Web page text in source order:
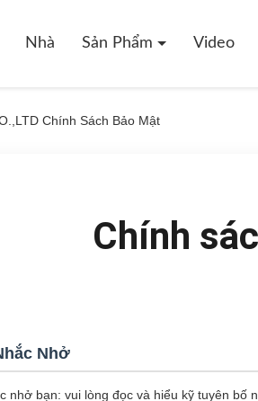
Nhà Sản Phẩm Video
Chính Sách Bảo Mật
Chính
Nhở
nhở bạn: vui lòng đọc và hiểu kỹ tuyên bố